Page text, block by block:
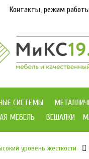
Контакты, режим
СИСТЕМЫ
МЕБЕЛЬ
ВЕШАЛКИ
уровень жесткости